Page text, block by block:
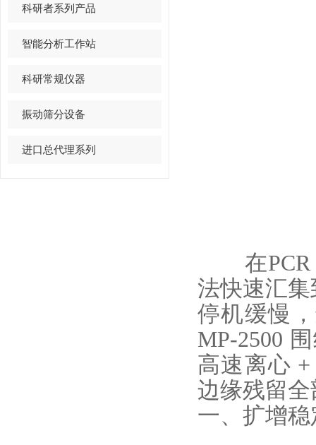
科研者系列产品
智能分析工作站
科研常规仪器
振动筛分设备
进口总代理系列
在PCR
法快速汇
停机缓慢
MP‑2500
高速离心
边缘残留
一、扩增